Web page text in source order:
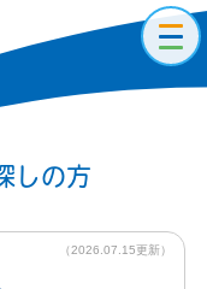
しの方
（2026.07.15更新）